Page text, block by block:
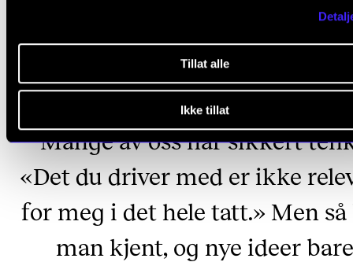
Tillat alle
Ikke tillat
Mange av oss har sikkert
«Det du driver med er ikke
for meg i det hele tatt.» Men
man kjent, og nye ideer bare